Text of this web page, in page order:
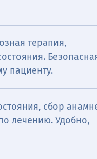
терапия,
пациенту.
сбор
лечению. Удобно,
купирование
и безопасной